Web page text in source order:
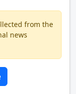
from the
news